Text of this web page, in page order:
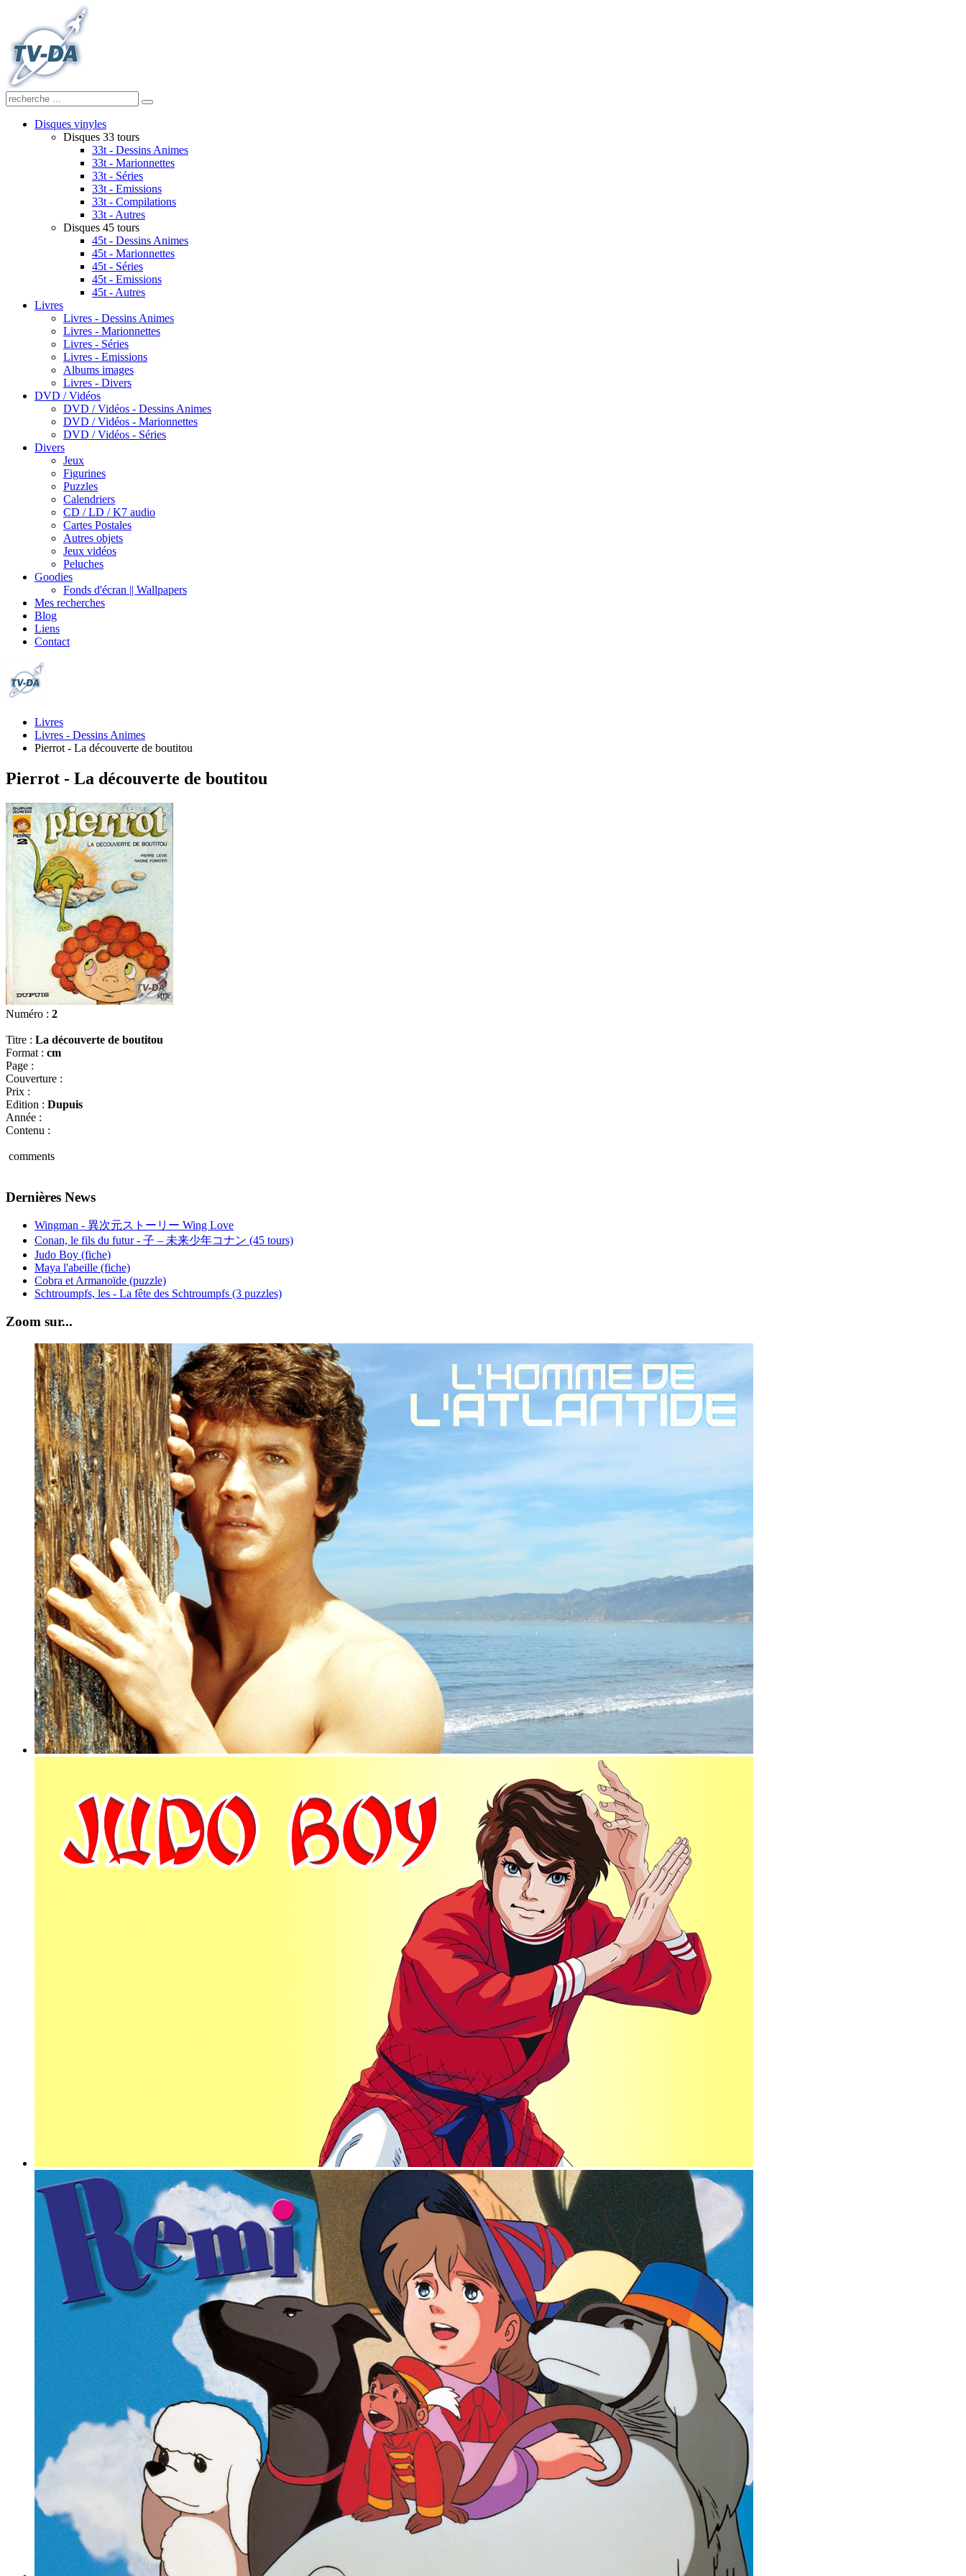
Disques vinyles
Disques 33 tours
33t - Dessins Animes
33t - Marionnettes
33t - Séries
33t - Emissions
33t - Compilations
33t - Autres
Disques 45 tours
45t - Dessins Animes
45t - Marionnettes
45t - Séries
45t - Emissions
45t - Autres
Livres
Livres - Dessins Animes
Livres - Marionnettes
Livres - Séries
Livres - Emissions
Albums images
Livres - Divers
DVD / Vidéos
DVD / Vidéos - Dessins Animes
DVD / Vidéos - Marionnettes
DVD / Vidéos - Séries
Divers
Jeux
Figurines
Puzzles
Calendriers
CD / LD / K7 audio
Cartes Postales
Autres objets
Jeux vidéos
Peluches
Goodies
Fonds d'écran || Wallpapers
Mes recherches
Blog
Liens
Contact
Livres
Livres - Dessins Animes
Pierrot - La découverte de boutitou
Pierrot - La découverte de boutitou
Numéro : 2
Titre : La découverte de boutitou
Format : cm
Page :
Couverture :
Prix :
Edition : Dupuis
Année :
Contenu :
comments
Dernières News
Wingman - 異次元ストーリー Wing Love
Conan, le fils du futur - 子 – 未来少年コナン (45 tours)
Judo Boy (fiche)
Maya l'abeille (fiche)
Cobra et Armanoïde (puzzle)
Schtroumpfs, les - La fête des Schtroumpfs (3 puzzles)
Zoom sur...